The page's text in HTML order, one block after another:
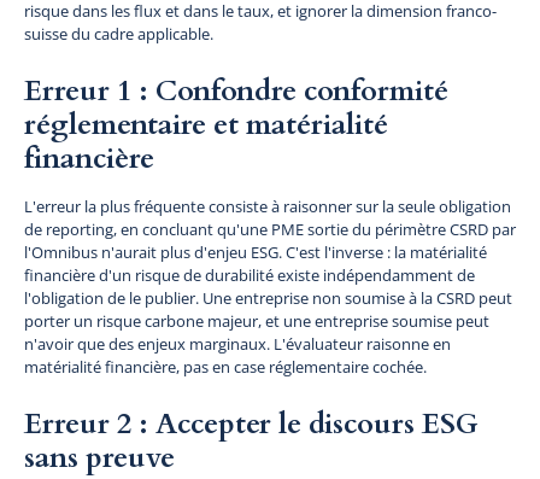
risque dans les flux et dans le taux, et ignorer la dimension franco-
suisse du cadre applicable.
Erreur 1 : Confondre conformité
réglementaire et matérialité
financière
L'erreur la plus fréquente consiste à raisonner sur la seule obligation
de reporting, en concluant qu'une PME sortie du périmètre CSRD par
l'Omnibus n'aurait plus d'enjeu ESG. C'est l'inverse : la matérialité
financière d'un risque de durabilité existe indépendamment de
l'obligation de le publier. Une entreprise non soumise à la CSRD peut
porter un risque carbone majeur, et une entreprise soumise peut
n'avoir que des enjeux marginaux. L'évaluateur raisonne en
matérialité financière, pas en case réglementaire cochée.
Erreur 2 : Accepter le discours ESG
sans preuve